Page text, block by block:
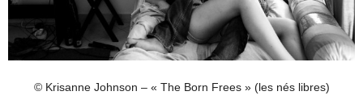
© Krisanne Johnson – « The Born Frees » (les nés libres)